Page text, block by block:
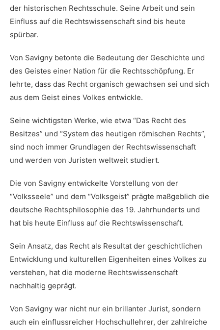
der historischen Rechtsschule. Seine‍ Arbeit und sein
Einfluss auf die Rechtswissenschaft ⁤sind bis heute
spürbar.
Von Savigny betonte die​ Bedeutung der Geschichte und
des Geistes einer Nation für die Rechtsschöpfung.⁣ Er​
lehrte, dass das Recht organisch gewachsen sei und sich
aus dem Geist ⁣eines Volkes entwickle.
Seine wichtigsten Werke, wie etwa “Das Recht ‍des
Besitzes” und⁤ “System des‍ heutigen römischen Rechts”,
sind noch immer⁤ Grundlagen der ⁢Rechtswissenschaft
und werden von Juristen weltweit studiert.
Die von ‍Savigny entwickelte Vorstellung von der‍
“Volksseele” und dem “Volksgeist” prägte maßgeblich die
deutsche Rechtsphilosophie ‍des 19.‍ Jahrhunderts und
hat bis heute⁣ Einfluss auf die Rechtswissenschaft.
Sein Ansatz, das Recht​ als ⁤Resultat‍ der geschichtlichen
Entwicklung und kulturellen Eigenheiten eines Volkes zu
verstehen,⁢ hat die moderne ​Rechtswissenschaft
nachhaltig geprägt.
Von Savigny war nicht nur‌ ein brillanter⁤ Jurist, sondern
auch ‌ein einflussreicher Hochschullehrer, der zahlreiche